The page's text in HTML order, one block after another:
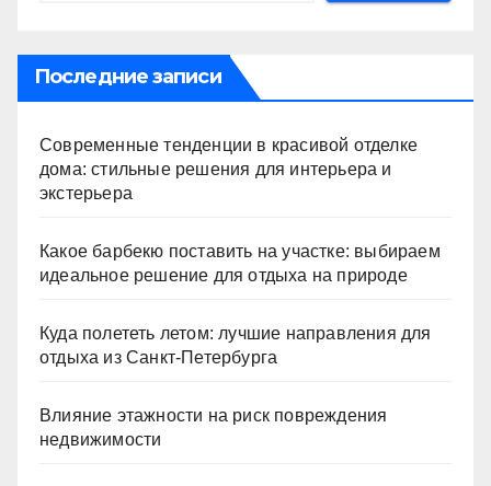
Последние записи
Современные тенденции в красивой отделке
дома: стильные решения для интерьера и
экстерьера
Какое барбекю поставить на участке: выбираем
идеальное решение для отдыха на природе
Куда полететь летом: лучшие направления для
отдыха из Санкт-Петербурга
Влияние этажности на риск повреждения
недвижимости